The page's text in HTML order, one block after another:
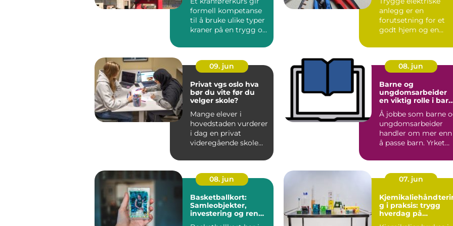
formell kompetanse
til å bruke ulike typer
kraner på en trygg og
anlegg er en
forutsetning for et
godt hjem og en
en kommu...
09. jun
Privat vgs oslo hva
bør du vite før du
velger skole?
Mange elever i
hovedstaden vurderer
i dag en privat
videregående skole
den off...
08. jun
Barne og
ungdomsarbeider
en viktig rolle i
hverdag
Å jobbe som barne
ungdomsarbeider
handler om mer enn
å passe barn. Yrket
kunnskap, ...
08. jun
Basketballkort:
Samleobjekter,
investering og ren
07. jun
g i praksis: trygg
hverdag på